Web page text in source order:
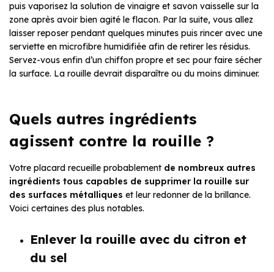
puis vaporisez la solution de vinaigre et savon vaisselle sur la
zone après avoir bien agité le flacon. Par la suite, vous allez
laisser reposer pendant quelques minutes puis rincer avec une
serviette en microfibre humidifiée afin de retirer les résidus.
Servez-vous enfin d’un chiffon propre et sec pour faire sécher
la surface. La rouille devrait disparaître ou du moins diminuer.
Quels autres ingrédients
agissent contre la rouille ?
Votre placard recueille probablement de nombreux autres
ingrédients tous capables de supprimer la rouille sur
des surfaces métalliques et leur redonner de la brillance.
Voici certaines des plus notables.
Enlever la rouille avec du citron et
du sel